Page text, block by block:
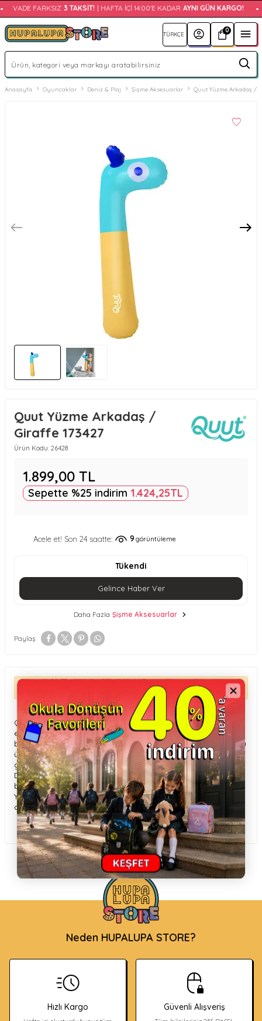
VADE FARKSIZ 3 TAKSIT! | HAFTA İÇI 14:00'E KADAR AYNI GÜN KARGO!
0
Anasayfa Oyuncaklar Deniz & Plaj Şişme Aksesuarlar Quut Yüzme Arkadaş /
Quut Yüzme Arkadaş /
Giraffe 173427
Ürün Kodu: 26428
1.899,00 TL
Sepette %25 indirim 1.424,25TL
Acele et! Son 24 saatte: 9 görüntüleme
Tükendi
Gelince Haber Ver
Daha Fazla Şişme Aksesuarlar
Paylaş
ÜRÜN AÇIKLAMASI
Quut Yüzme Arkadaş Giraffe 173427, çocukların suyla
eğlenceli ve yaratıcı şekilde vakit geçirmesini sağlayan şirin
bir zürafa figürlü su oyuncağıdır. Hafif tasarımı sayesinde su
üzerinde yüzer, çocukların motor becerilerini ve hayal
gücünü destekler.
Dayanıklı, toksik olmayan malzemeden üretilmiş olup hem
banyo hem de havuz oyunları için idealdir.
Yaz eğlencelerinin vazgeçilmez parçası olacak bu yüzme
arkadaşı, çocuklara suyu sevdirmeye yardımcı olur.
Neden HUPALUPA STORE?
Hızlı Kargo Güvenli Alışveriş